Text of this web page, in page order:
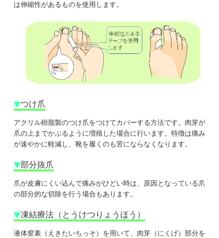
は伸縮性があるものを使用します。
✾つけ爪
アクリル樹脂製のつけ爪をつけてカバーする方法です。肉芽が
爪の上までかぶるように増殖した場合に行います。特徴は痛み
が速やかに軽減し、靴を履くのも苦にならなくなります。
✾部分抜爪
爪が皮膚にくい込んで痛みがひどい時は、原因となっている爪
の部分的な切除を行う場合もあります。
✾凍結療法（とうけつりょうほう）
液体窒素（えきたいちっそ）を用いて、肉芽（にくげ）部分を